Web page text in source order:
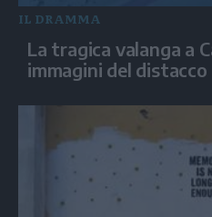
IL DRAMMA
La tragica valanga a
immagini del distacco